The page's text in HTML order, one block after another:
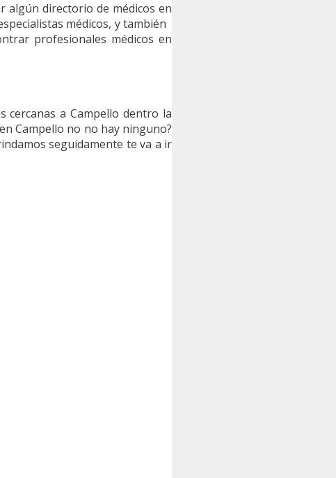
algún directorio de médicos en
médicos, y también
profesionales médicos en
cercanas a Campello dentro la
Campello no no hay ninguno?
seguidamente te va a ir